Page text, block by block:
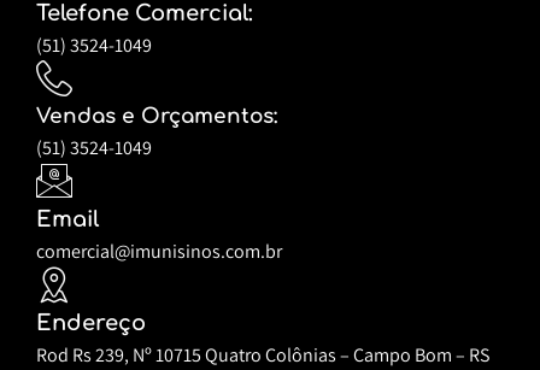
Telefone Comercial:
(51) 3524-1049
Vendas e Orçamentos:
(51) 3524-1049
Email
comercial@imunisinos.com.br
Endereço
Rod Rs 239, Nº 10715 Quatro Colônias – Campo Bom – RS